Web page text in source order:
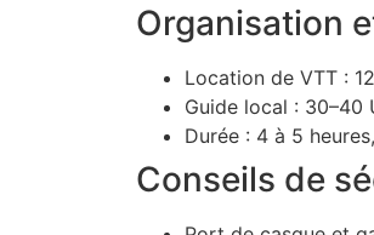
Organisation
Location de VTT :
Guide local : 30–40
Durée : 4 à 5
Conseils de